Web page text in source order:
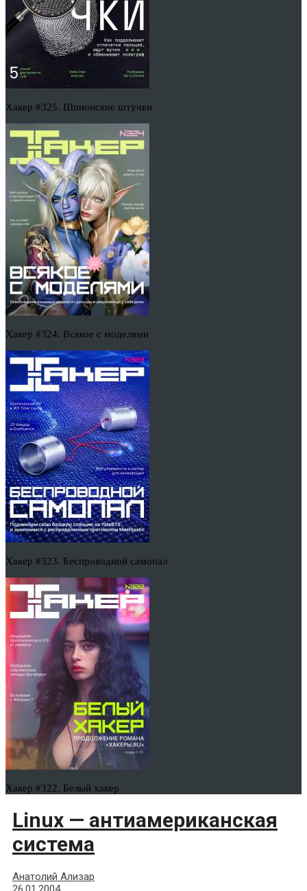
Хакер #325. Шпионские штучки
Хакер #324. Всякое с моделями
Хакер #323. Беспроводной самопал
Хакер #322. Белый хакер
Linux — антиамериканская
система
Анатолий Ализар